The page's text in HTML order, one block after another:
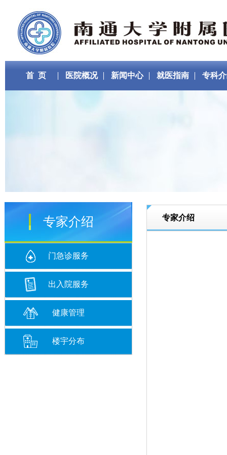
首 页 医院概况 新闻中心 就医指南 专科
专家介绍
门急诊服务
出入院服务
健康管理
楼宇分布
专家介绍